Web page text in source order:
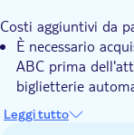
Costi aggiuntivi da
È necessario
ABC prima
biglietterie
Berliner
Leggi tutto